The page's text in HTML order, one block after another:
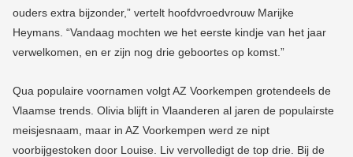
ouders extra bijzonder,” vertelt hoofdvroedvrouw Marijke
Heymans. “Vandaag mochten we het eerste kindje van het jaar
verwelkomen, en er zijn nog drie geboortes op komst.”
Qua populaire voornamen volgt AZ Voorkempen grotendeels de
Vlaamse trends. Olivia blijft in Vlaanderen al jaren de populairste
meisjesnaam, maar in AZ Voorkempen werd ze nipt
voorbijgestoken door Louise. Liv vervolledigt de top drie. Bij de